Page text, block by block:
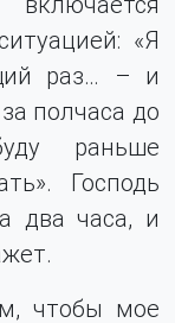
«Я
раз… – и
полчаса до
раньше
Господь
два часа, и
чтобы мое